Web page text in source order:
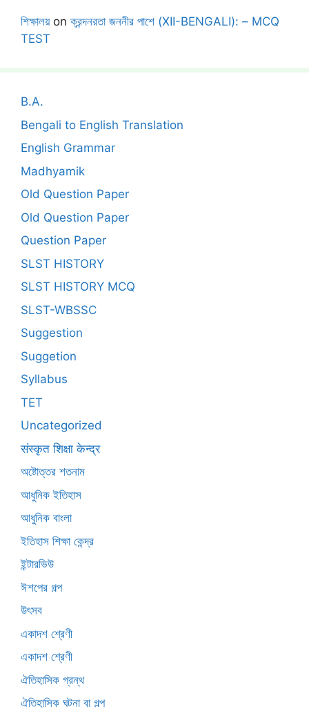
শিক্ষালয়onক্রন্দনরতা জননীর পাশে (XII-BENGALI): – MCQ
TEST
B.A.
Bengali to English Translation
English Grammar
Madhyamik
Old Question Paper
Old Question Paper
Question Paper
SLST HISTORY
SLST HISTORY MCQ
SLST-WBSSC
Suggestion
Suggetion
Syllabus
TET
Uncategorized
संस्कृत शिक्षा केन्द्र
অষ্টোত্তর শতনাম
আধুনিক ইতিহাস
আধুনিক বাংলা
ইতিহাস শিক্ষা কেন্দ্র
ইন্টারভিউ
ঈশপের গল্প
উৎসব
একাদশ শ্রেণী
একাদশ শ্রেণী
ঐতিহাসিক গ্রন্থ
ঐতিহাসিক ঘটনা বা গল্প